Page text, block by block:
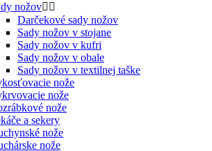
nožov 
Darčekové sady nožov
Sady nožov v stojane
Sady nožov v kufri
Sady nožov v obale
Sady nožov v textilnej taške
nože
nože
nože
a sekery
nože
nože